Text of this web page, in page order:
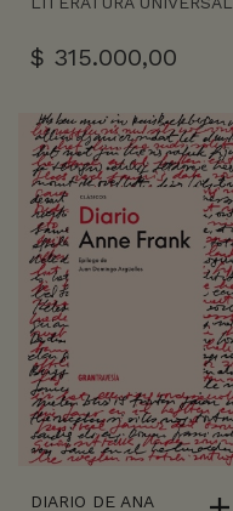
$ 315.000,00
DIARIO DE ANA